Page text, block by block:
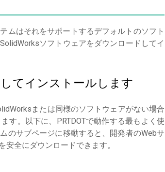
ムはそれをサポートするデフォルトのソフト
ソフトウェアをダウンロードしてイ
てインストールします
または同様のソフトウェアがない場合
す。以下に、PRTDOTで動作する最もよく使
のサブページに移動すると、開発者のWebサ
全にダウンロードできます。